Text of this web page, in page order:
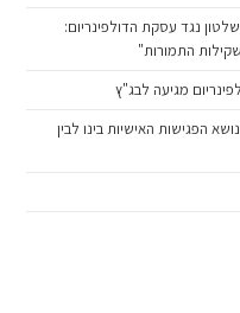
נגד עסקת הדולפינריום:
התמורות"
מגיעה לבג"ץ
הפגישות האישיות בינו לבין